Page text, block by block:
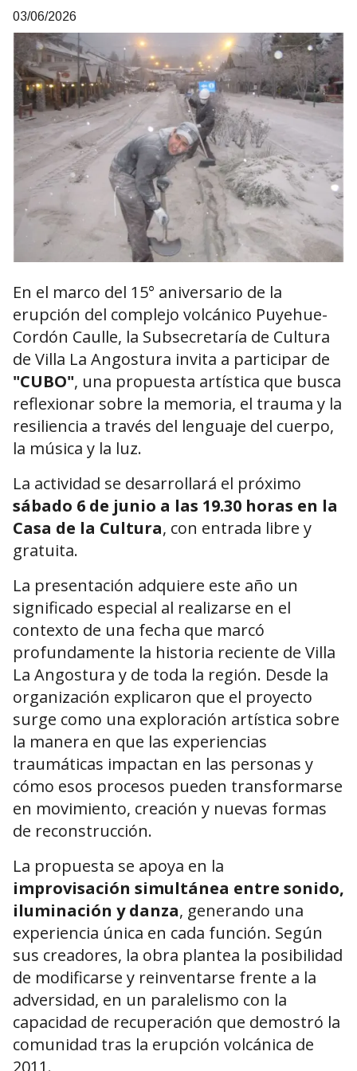
03/06/2026
En el marco del 15° aniversario de la
erupción del complejo volcánico Puyehue-
Cordón Caulle, la Subsecretaría de Cultura
de Villa La Angostura invita a participar de
"CUBO", una propuesta artística que busca
reflexionar sobre la memoria, el trauma y la
resiliencia a través del lenguaje del cuerpo,
la música y la luz.
La actividad se desarrollará el próximo
sábado 6 de junio a las 19.30 horas en la
Casa de la Cultura, con entrada libre y
gratuita.
La presentación adquiere este año un
significado especial al realizarse en el
contexto de una fecha que marcó
profundamente la historia reciente de Villa
La Angostura y de toda la región. Desde la
organización explicaron que el proyecto
surge como una exploración artística sobre
la manera en que las experiencias
traumáticas impactan en las personas y
cómo esos procesos pueden transformarse
en movimiento, creación y nuevas formas
de reconstrucción.
La propuesta se apoya en la
improvisación simultánea entre sonido,
iluminación y danza, generando una
experiencia única en cada función. Según
sus creadores, la obra plantea la posibilidad
de modificarse y reinventarse frente a la
adversidad, en un paralelismo con la
capacidad de recuperación que demostró la
comunidad tras la erupción volcánica de